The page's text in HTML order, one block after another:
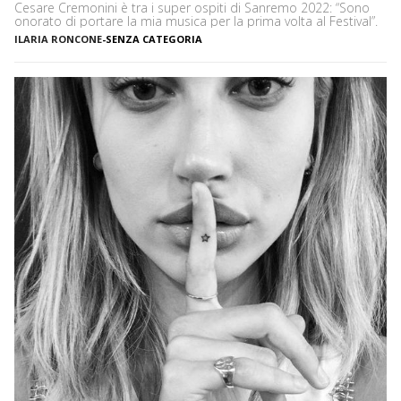
Cesare Cremonini è tra i super ospiti di Sanremo 2022: “Sono
onorato di portare la mia musica per la prima volta al Festival”.
ILARIA RONCONE-SENZA CATEGORIA